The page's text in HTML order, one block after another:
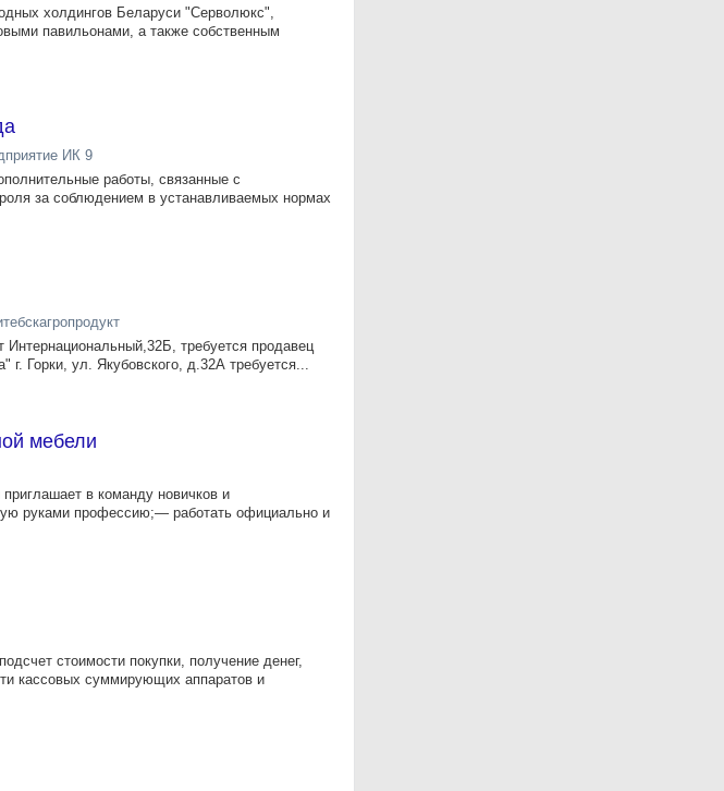
холдингов Беларуси "Серволюкс",
павильонами, а также собственным
ИК 9
работы, связанные с
за соблюдением в устанавливаемых нормах
Интернациональный,32Б, требуется продавец
г. Горки, ул. Якубовского, д.32А требуется...
мебели
в команду новичков и
руками профессию;— работать официально и
стоимости покупки, получение денег,
кассовых суммирующих аппаратов и